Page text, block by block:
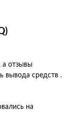
а отзывы
вывода средств .
на